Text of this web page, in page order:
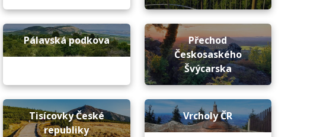
Pálavská podkova
Přechod
Českosaského
Švýcarska
Tisícovky České
republiky
Vrcholy ČR